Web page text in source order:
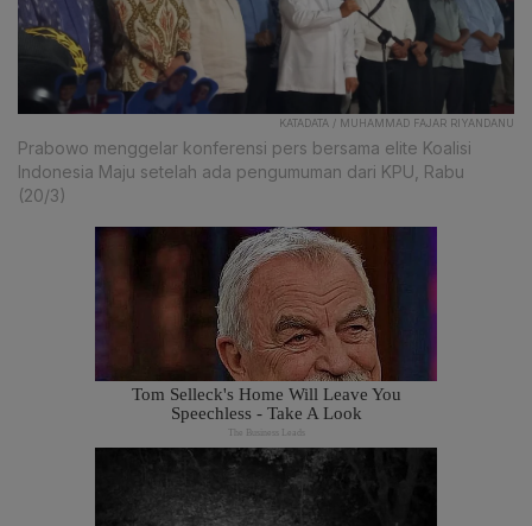
KATADATA / MUHAMMAD FAJAR RIYANDANU
Prabowo menggelar konferensi pers bersama elite Koalisi
Indonesia Maju setelah ada pengumuman dari KPU, Rabu
(20/3)